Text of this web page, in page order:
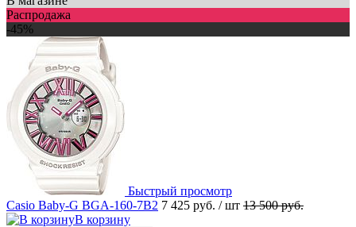
Распродажа
-45%
Быстрый просмотр
Casio Baby-G BGA-160-7B2 7 425 руб. / шт 13 500 руб.
В корзину